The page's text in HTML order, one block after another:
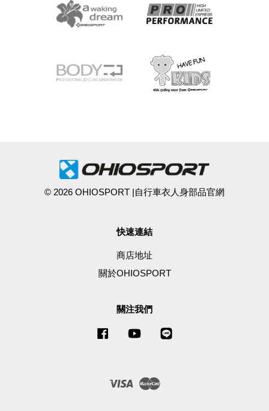
© 2026 OHIOSPORT |自行車衣人身部品官網
快速連結
商店地址
關於OHIOSPORT
關注我們
Facebook YouTube
Visa